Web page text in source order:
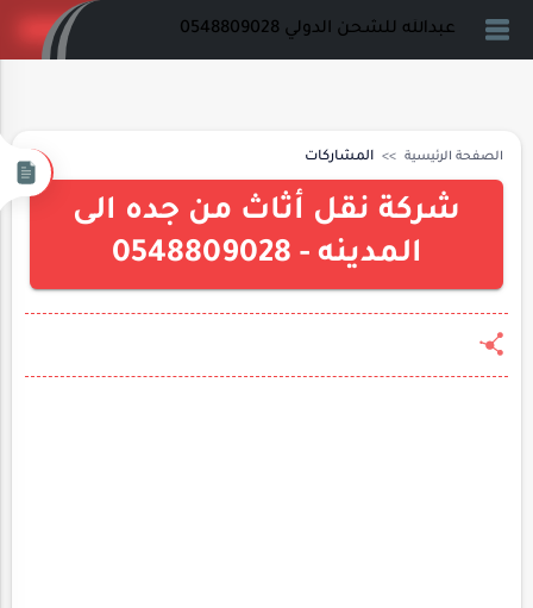
عبدالله للشحن الدولي 0548809028
الصفحة الرئيسية المشاركات
شركة نقل أثاث من جده الى
المدينه - 0548809028